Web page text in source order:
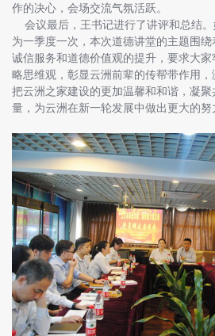
作的决心，会场交流气氛活跃。
会议最后，王书记进行了讲评和总结
为一季度一次，本次道德讲堂的主题围
诚信服务和道德价值观的提升，要求大
略思维观，彰显云洲前辈的传帮带作用，
把云洲之家建设的更加温馨和和谐，凝
量，为云洲在新一轮发展中做出更大的努